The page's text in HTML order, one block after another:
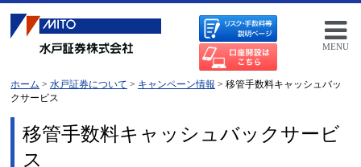
MENU
ホーム > 水戸証券について > キャンペーン情報 > 移管手数料キャッシュバッ
クサービス
移管手数料キャッシュバックサービ
ス